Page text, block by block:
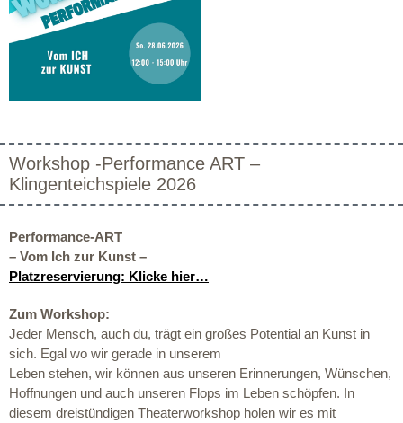
Workshop -Performance ART –
Klingenteichspiele 2026
Performance-ART
– Vom Ich zur Kunst –
Platzreservierung: Klicke hier…
Zum Workshop:
Jeder Mensch, auch du, trägt ein großes Potential an Kunst in
sich. Egal wo wir gerade in unserem
Leben stehen, wir können aus unseren Erinnerungen, Wünschen,
Hoffnungen und auch unseren Flops im Leben schöpfen. In
diesem dreistündigen Theaterworkshop holen wir es mit